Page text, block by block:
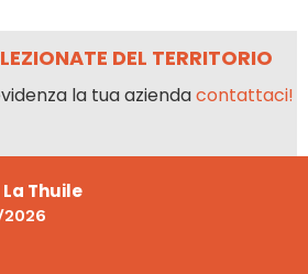
DEL TERRITORIO
la tua aziendacontattaci!
Thuile